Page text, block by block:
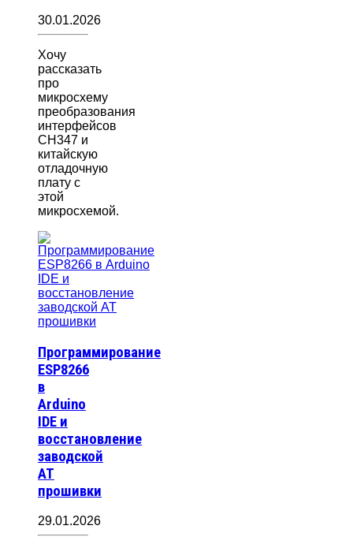
30.01.2026
Хочу
рассказать
про
микросхему
преобразования
интерфейсов
CH347 и
китайскую
отладочную
плату с
этой
микросхемой.
Программирование
ESP8266
в
Arduino
IDE и
восстановление
заводской
AT
прошивки
29.01.2026